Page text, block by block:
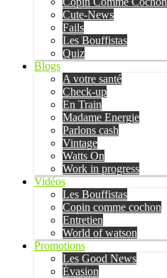
Cute-News
Fails
Les Bouffistas
Quiz
Blogs
A votre santé
Check-up
En Train
Madame Energie
Parlons cash
Vintage
Watts On
Work in progress
Vidéos
Les Bouffistas
Copin comme cochon
Entretien
World of watson
Promotions
Les Good News
Évasion